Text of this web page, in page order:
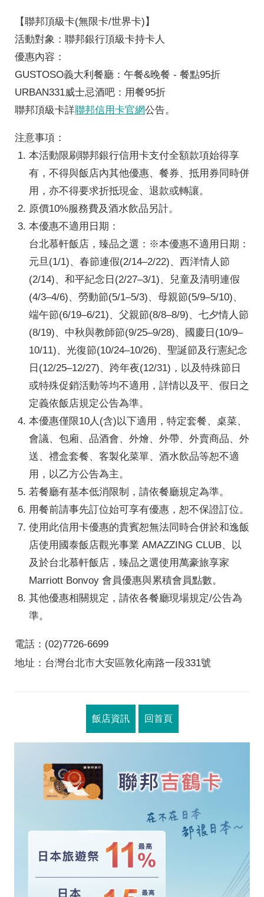
【聯邦頂級卡(無限卡/世界卡)】
活動對象：聯邦銀行頂級卡持卡人
優惠內容：
GUSTOSO義大利餐廳：午餐&晚餐 - 餐點95折
URBAN331威士忌酒吧：用餐95折
聯邦頂級卡詳聯邦信用卡官網公告。
注意事項：
本活動限刷聯邦銀行信用卡支付全額款項始得享
有，不得與飯店內其他優惠、餐券、抵用券同時併
用，亦不得要求折抵現金、退款或轉讓。
原價10%服務費及酒水飲品另計。
本優惠不適用日期：
台北慕軒飯店，臻品之選：※本優惠不適用日期：
元旦(1/1)、春節連假(2/14–2/22)、西洋情人節
(2/14)、和平紀念日(2/27–3/1)、兒童及清明連假
(4/3–4/6)、勞動節(5/1–5/3)、母親節(5/9–5/10)、
端午節(6/19–6/21)、父親節(8/8–8/9)、七夕情人節
(8/19)、中秋與教師節(9/25–9/28)、國慶日(10/9–
10/11)、光復節(10/24–10/26)、聖誕節及行憲紀念
日(12/25–12/27)、跨年夜(12/31)，以及特殊節日
或特殊促銷活動等均不適用，詳情以及平、假日之
定義依飯店規定公告為準。
本優惠僅限10人(含)以下適用，特定套餐、桌菜、
會議、包廂、品酒會、外燴、外帶、外賣商品、外
送、禮盒套餐、客製化菜單、酒水飲品等恕不適
用，以乙方公告為主。
若餐廳有基本低消限制，請依餐廳規定為準。
用餐前請事先訂位始可享有優惠，恕不保證訂位。
使用此信用卡優惠的貴賓恕無法同時合併於和逸飯
店使用國泰飯店觀光事業 AMAZZING CLUB、以
及於台北慕軒飯店，臻品之選使用萬豪旅享家
Marriott Bonvoy 會員優惠與累積會員點數。
其他優惠相關規定，請依各餐廳現場規定/公告為
準。
電話：(02)7726-6699
地址：台灣台北市大安區敦化南路一段331號
飯店資訊 回首頁